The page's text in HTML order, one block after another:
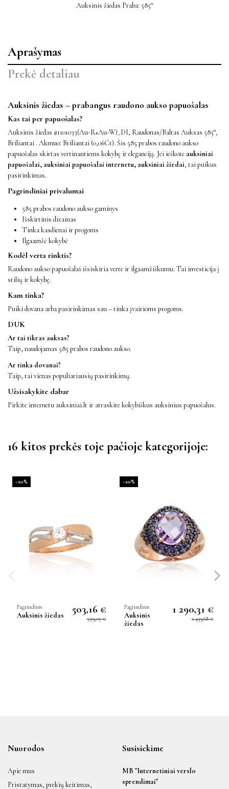
Auksinis žiedas Praba: 585°
Aprašymas
Prekė detaliau
Auksinis žiedas – prabangus raudono aukso papuošalas
Kas tai per papuošalas?
Auksinis žiedas #1101033(Au-R+Au-W)_DI, Raudonas/Baltas Auksas 585°,
Briliantai . Akmuo: Briliantai (0,06Ct). Šis 585 prabos raudono aukso
papuošalas skirtas vertinantiems kokybę ir eleganciją. Jei ieškote auksiniai
papuošalai, auksiniai papuošalai internetu, auksiniai žiedai, tai puikus
pasirinkimas.
Pagrindiniai privalumai
585 prabos raudono aukso gaminys
Išskirtinis dizainas
Tinka kasdienai ir progoms
Ilgaamžė kokybė
Kodėl verta rinktis?
Raudono aukso papuošalai išsiskiria verte ir ilgaamžiškumu. Tai investicija į
stilių ir kokybę.
Kam tinka?
Puiki dovana arba pasirinkimas sau – tinka įvairioms progoms.
DUK
Ar tai tikras auksas?
Taip, naudojamas 585 prabos raudono aukso.
Ar tinka dovanai?
Taip, tai vienas populiariausių pasirinkimų.
Užsisakykite dabar
Pirkite internetu auksiniai.lt ir atraskite kokybiškus auksinius papuošalus.
16 kitos prekės toje pačioje kategorijoje:
−10%
Pagrindinis
Auksinis žiedas
503,16 €
559,07 €
−10%
Pagrindinis
Auksinis
žiedas
1 290,31 €
1 433,68 €
Nuorodos
Apie mus
Pristatymas, prekių keitimas,
Susisiekime
MB "Internetiniai verslo
sprendimai"